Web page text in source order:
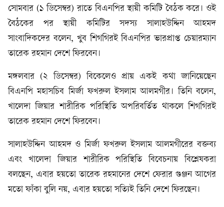
সোমবার (১ ডিসেম্বর) রাতে বিএনপির স্থায়ী কমিটি বৈঠক করে। ওই
বৈঠকের পর স্থায়ী কমিটির সদস্য সালাহউদ্দিন আহমদ
সাংবাদিকদের বলেন, খুব শিগগিরই বিএনপির ভারপ্রাপ্ত চেয়ারম্যান
তারেক রহমান দেশে ফিরবেন।
মঙ্গলবার (২ ডিসেম্বর) বিকেলেও প্রায় একই কথা জানিয়েছেন
বিএনপি মহাসচিব মির্জা ফখরুল ইসলাম আলমগীর। তিনি বলেন,
খালেদা জিয়ার শারীরিক পরিস্থিতি অপরিবর্তিত থাকলে শিগগিরই
তারেক রহমান দেশে ফিরবেন।
সালাহউদ্দিন আহমদ ও মির্জা ফখরুল ইসলাম আলমগীরের বক্তব্য
এবং খালেদা জিয়ার শারীরিক পরিস্থিতি বিবেচনায় বিশ্লেষকরা
বলছেন, এবার হয়তো তারেক রহমানের দেশে ফেরার গুঞ্জন আগের
মতো ফাঁকা বুলি নয়, এবার হয়তো সত্যিই তিনি দেশে ফিরছেন।